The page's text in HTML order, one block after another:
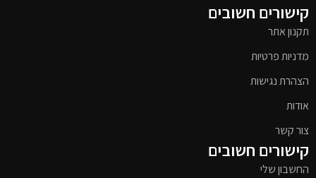
קישורים חשובים
תקנון אתר
מדניות פרטיות
הצהרת נגישות
אודות
צור קשר
קישורים חשובים
החשבון שלי